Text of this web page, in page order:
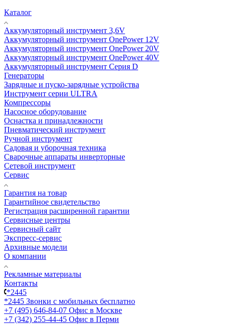
Каталог
Аккумуляторный инструмент 3,6V
Аккумуляторный инструмент OnePower 12V
Аккумуляторный инструмент OnePower 20V
Аккумуляторный инструмент OnePower 40V
Аккумуляторный инструмент Серия D
Генераторы
Зарядные и пуско-зарядные устройства
Инструмент серии ULTRA
Компрессоры
Насосное оборудование
Оснастка и принадлежности
Пневматический инструмент
Ручной инструмент
Садовая и уборочная техника
Сварочные аппараты инверторные
Сетевой инструмент
Сервис
Гарантия на товар
Гарантийное свидетельство
Регистрация расширенной гарантии
Сервисные центры
Сервисный сайт
Экспресс-сервис
Архивные модели
О компании
Рекламные материалы
Контакты
*2445
*2445 Звонки с мобильных бесплатно
+7 (495) 646-84-07 Офис в Москве
+7 (342) 255-44-45 Офис в Перми